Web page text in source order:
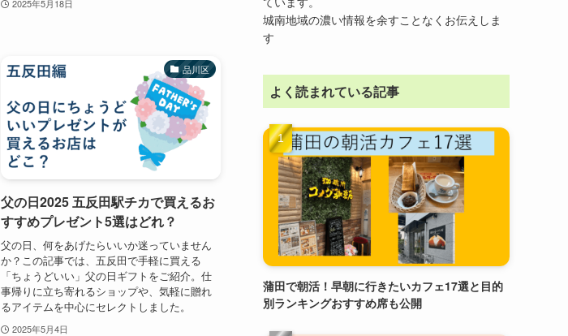
2025年5月18日
品川区
父の日2025 五反田駅チカで買えるお
すすめプレゼント5選はどれ？
父の日、何をあげたらいいか迷っていません
か？この記事では、五反田で手軽に買える
「ちょうどいい」父の日ギフトをご紹介。仕
事帰りに立ち寄れるショップや、気軽に贈れ
るアイテムを中心にセレクトしました。
2025年5月4日
城南地域の濃い情報を余すことなくお伝えしま
す
よく読まれている記事
蒲田で朝活！早朝に行きたいカフェ17選と目的
別ランキングおすすめ席も公開